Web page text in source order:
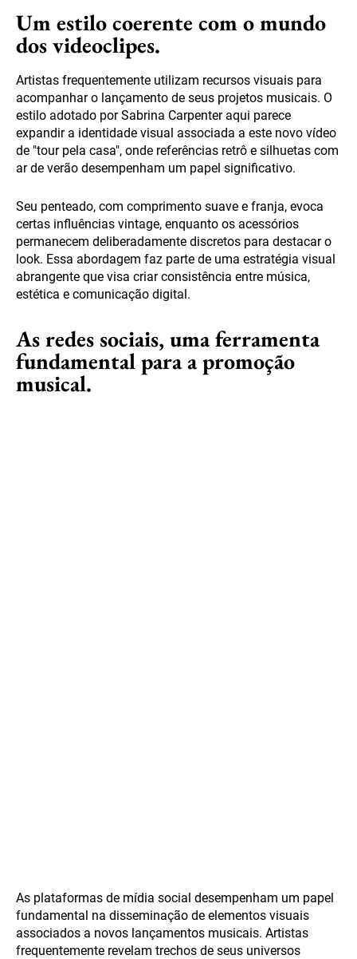
Um estilo coerente com o mundo
dos videoclipes.
Artistas frequentemente utilizam recursos visuais para
acompanhar o lançamento de seus projetos musicais. O
estilo adotado por Sabrina Carpenter aqui parece
expandir a identidade visual associada a este novo vídeo
de "tour pela casa", onde referências retrô e silhuetas com
ar de verão desempenham um papel significativo.
Seu penteado, com comprimento suave e franja, evoca
certas influências vintage, enquanto os acessórios
permanecem deliberadamente discretos para destacar o
look. Essa abordagem faz parte de uma estratégia visual
abrangente que visa criar consistência entre música,
estética e comunicação digital.
As redes sociais, uma ferramenta
fundamental para a promoção
musical.
As plataformas de mídia social desempenham um papel
fundamental na disseminação de elementos visuais
associados a novos lançamentos musicais. Artistas
frequentemente revelam trechos de seus universos